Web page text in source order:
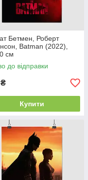
Бетмен, Роберт
Batman (2022),
см
до відправки
₴
Купити